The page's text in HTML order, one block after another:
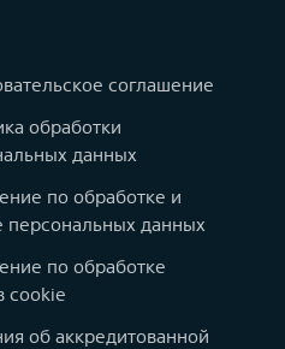
соглашение
обработки
данных
по обработке и
персональных данных
по обработке
cookie
об аккредитованной